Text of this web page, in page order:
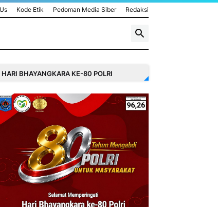
Kode Etik Pedoman Media Siber Redaksi
HARI BHAYANGKARA KE-80 POLRI